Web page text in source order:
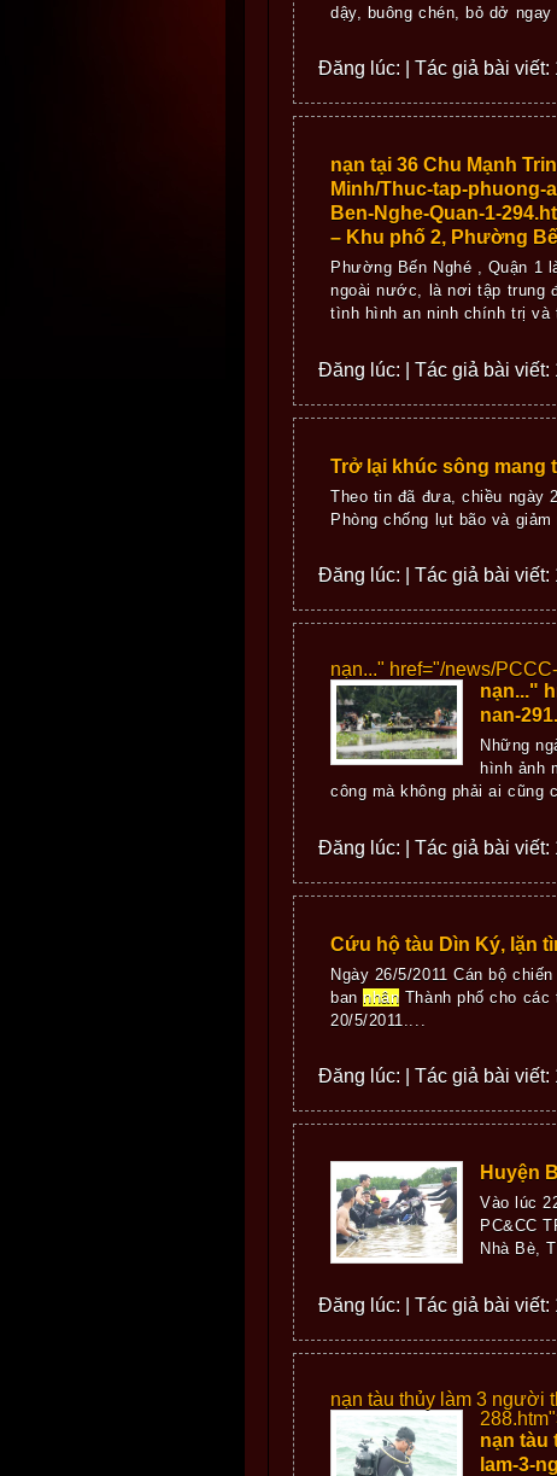
dậy, buông chén, bỏ dở
Đăng lúc: | Tác giả bài viết:
nạn tại 36 Chu Mạnh
Minh/Thuc-tap-phuong-
Ben-Nghe-Quan-1-
– Khu phố 2, Phường
Phường Bến Nghé , Quận 1
ngoài nước, là nơi tập trung
tình hình an ninh chính trị
Đăng lúc: | Tác giả bài viết:
Trở lại khúc sông mang
Theo tin đã đưa, chiều ngày
Phòng chống lụt bão và giảm
Đăng lúc: | Tác giả bài viết:
nạn..." href="/news/
nạn..."
nan-
Những
hình ảnh
công mà không phải ai
Đăng lúc: | Tác giả bài viết:
Cứu hộ tàu Dìn Ký, lặn
Ngày 26/5/2011 Cán bộ
bannhân Thành phố cho
20/5/2011....
Đăng lúc: | Tác giả bài viết:
Huyện
Vào lúc
PC&CC
Nhà Bè,
Đăng lúc: | Tác giả bài viết:
nạn tàu thủy làm 3 người
nạn tàu
lam-3-